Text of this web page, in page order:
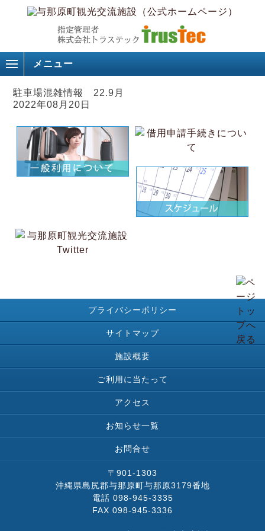
メニュー
駐車場混雑情報 22.9月
2022年08月20日
プライバシーポリシー
サイトマップ
施設概要
ご利用に当たって
アクセス
お知らせ一覧
お問合せ
〒901-1303
沖縄県島尻郡与那原町与那原3179番地
電話 098-945-3335
FAX 098-945-3336